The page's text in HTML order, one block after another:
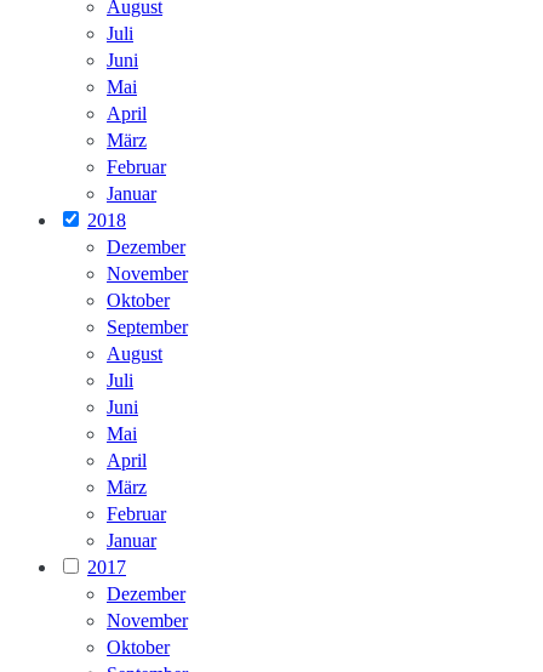
August
Juli
Juni
Mai
April
März
Februar
Januar
2018
Dezember
November
Oktober
September
August
Juli
Juni
Mai
April
März
Februar
Januar
2017
Dezember
November
Oktober